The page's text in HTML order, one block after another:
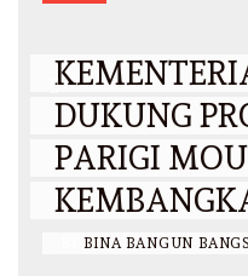
DUKUNG
PARIGI
BINA BANGUN